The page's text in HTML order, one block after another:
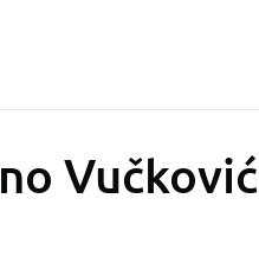
Vučković